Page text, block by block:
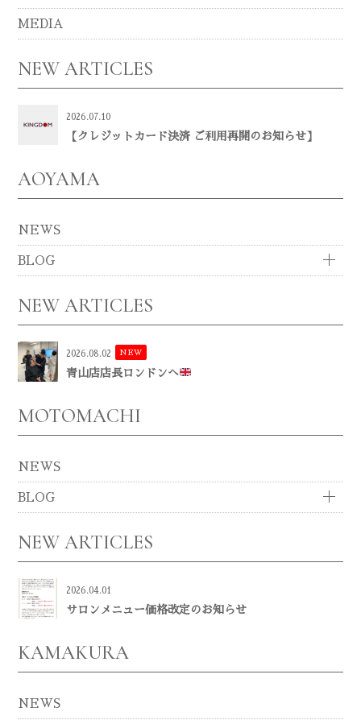
MEDIA
NEW ARTICLES
2026.07.10
【クレジットカード決済 ご利用再開のお知らせ】
AOYAMA
NEWS
BLOG
NEW ARTICLES
2026.08.02 NEW
青山店店長ロンドンへ
MOTOMACHI
NEWS
BLOG
NEW ARTICLES
2026.04.01
サロンメニュー価格改定のお知らせ
KAMAKURA
NEWS